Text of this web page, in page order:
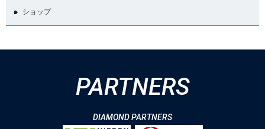
ショップ
PARTNERS
DIAMOND PARTNERS